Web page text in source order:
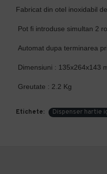
Fabricat din otel inoxidabil
Pot fi introduse simultan 2
Automat dupa terminarea
Dimensiuni : 135x264x143
Greutate : 2.2 Kg
Etichete: Dispenser hartie